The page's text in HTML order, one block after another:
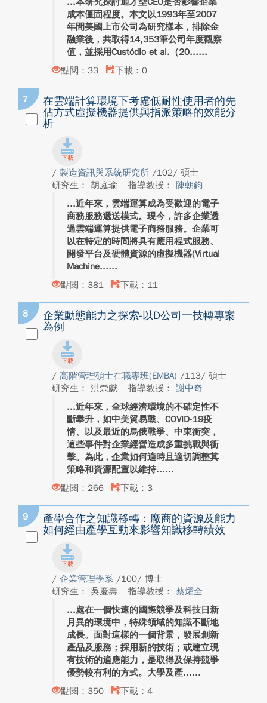
成本僵固程度。本文以1993年至2007
年間美國上市公司為研究樣本，排除金
融業後，共取得14,353筆公司年度觀察
值，並採用Custódio et al.（20...
點閱：33
下載：0
7
在雲端計算環境下考慮低耐性使用者的先
佔方式虛擬機器提供與指派策略的效能分
析
/ 製造資訊與系統研究所 /102/ 碩士
研究生： 胡庭瑜
指導教授： 陳朝鈞
近年來，雲端運算成為受歡迎的電子
商務服務遞送模式。現今，許多企業透
過雲端運算提供電子商務服務。企業可
以在特定的時間將具有應用程式服務、
開發平台及硬體資源的虛擬機器(Virtual
Machine...
點閱：381
下載：11
8
企業動態能力之探索-以D公司一技轉專案
為例
/ 高階管理碩士在職專班(EMBA) /113/ 碩士
研究生： 洪崇獻
指導教授： 謝中奇
近年來，全球經濟環境的不確定性不
斷攀升，如中美貿易戰、COVID-19疫
情、以及最近的烏俄戰爭、中東衝突，
這些事件對企業經營造成多重挑戰與衝
擊。為此，企業如何適時且適切調整其
策略和資源配置以維持...
點閱：266
下載：3
9
產學合作之知識移轉：廠商的資源及能力
如何經由產學互動來影響知識移轉績效
/ 企業管理學系 /100/ 博士
研究生： 吳慶壽
指導教授： 蔡燿全
處在一個快速的國際競爭及科技日新
月異的環境中，特殊領域的知識不斷地
成長。面對這樣的一個背景，發展創新
產品及服務；採用新的技術；或建立現
有技術的適應能力，是取得及保持競爭
優勢較有利的方式。大學及產...
點閱：350
下載：4